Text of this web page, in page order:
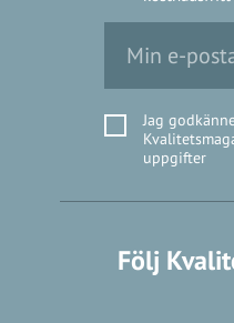
Jag
uppgifter
Följ